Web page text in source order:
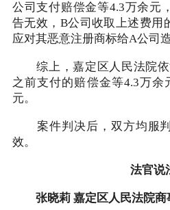
公司支付赔偿金等4.3万余元
告无效，B公司收取上述费用
应对其恶意注册商标给A公司
综上，嘉定区人民法院依
之前支付的赔偿金等4.3万
元。
案件判决后，双方均服判
效。
法官说
张晓莉 嘉定区人民法院商